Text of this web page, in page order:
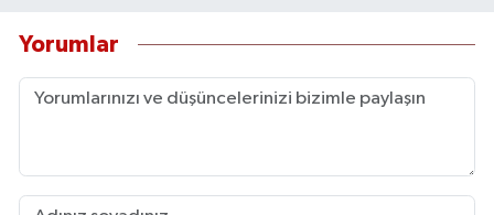
Yorumlar